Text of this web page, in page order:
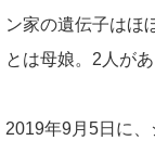
ン家の遺伝子はほ
とは母娘。2人が
2019年9月5日に